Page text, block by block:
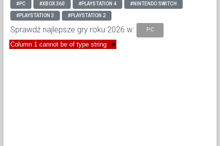
#PC #XBOX 360 #PLAYSTATION 4 #NINTENDO SWITCH
#PLAYSTATION 3 #PLAYSTATION 2
Sprawdź najlepsze gry roku 2026 w: PC
Column 1 cannot be of type string ×